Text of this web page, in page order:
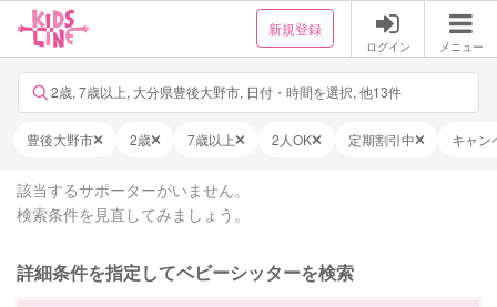
新規登録
ログイン メニュー
2歳, 7歳以上, 大分県豊後大野市, 日付・時間を選択, 他13件
豊後大野市 2歳 7歳以上 2人OK 定期割引中 キャン
該当するサポーターがいません。
検索条件を見直してみましょう。
詳細条件を指定してベビーシッターを検索